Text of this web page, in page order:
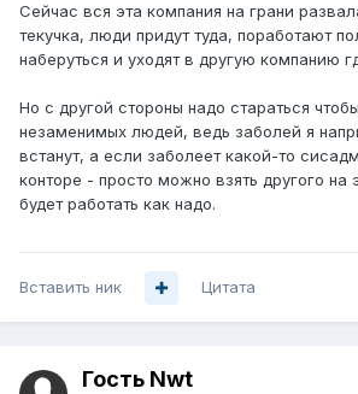
Сейчас вся эта компания на грани
текучка, люди придут туда, поработают
наберуться и уходят в другую компанию
Но с другой стороны надо стараться
незаменимых людей, ведь заболей я
встанут, а если заболеет какой-то
конторе - просто можно взять другого на
будет работать как надо.
Вставить ник Цитата
Гость Nwt